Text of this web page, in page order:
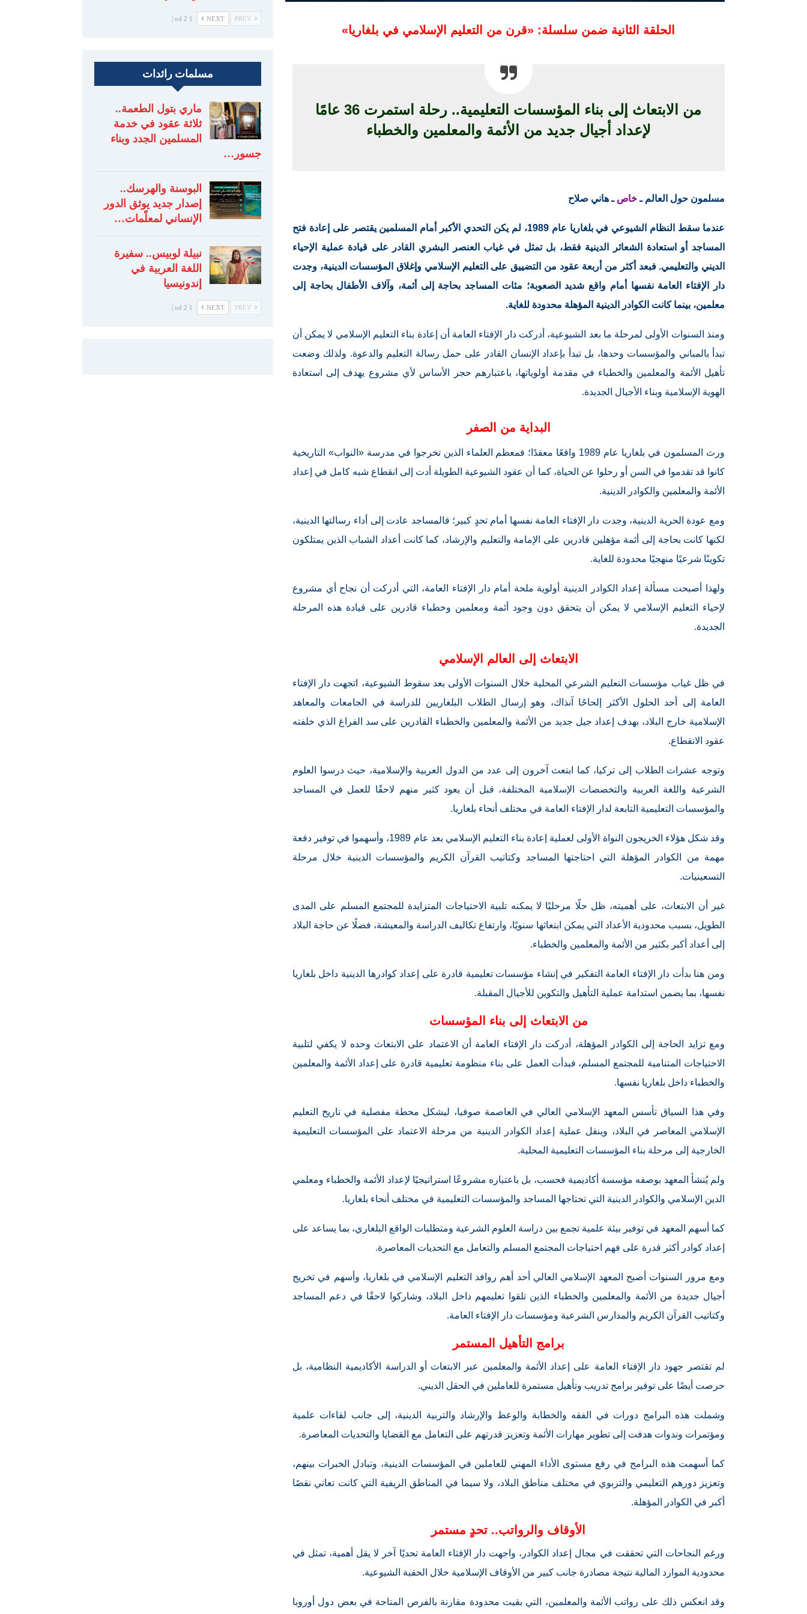
الحلقة الثانية ضمن سلسلة: «قرن من التعليم الإسلامي في بلغاريا»
من الابتعاث إلى بناء المؤسسات التعليمية.. رحلة استمرت 36 عامًا
لإعداد أجيال جديد من الأئمة والمعلمين والخطباء
مسلمون حول العالم ـخاص ـ هاني صلاح
عندما سقط النظام الشيوعي في بلغاريا عام 1989، لم يكن التحدي الأكبر أمام المسلمين يقتصر على إعادة فتح
المساجد أو استعادة الشعائر الدينية فقط، بل تمثل في غياب العنصر البشري القادر على قيادة عملية الإحياء
الديني والتعليمي. فبعد أكثر من أربعة عقود من التضييق على التعليم الإسلامي وإغلاق المؤسسات الدينية، وجدت
دار الإفتاء العامة نفسها أمام واقع شديد الصعوبة؛ مئات المساجد بحاجة إلى أئمة، وآلاف الأطفال بحاجة إلى
معلمين، بينما كانت الكوادر الدينية المؤهلة محدودة للغاية.
ومنذ السنوات الأولى لمرحلة ما بعد الشيوعية، أدركت دار الإفتاء العامة أن إعادة بناء التعليم الإسلامي لا يمكن أن
تبدأ بالمباني والمؤسسات وحدها، بل تبدأ بإعداد الإنسان القادر على حمل رسالة التعليم والدعوة. ولذلك وضعت
تأهيل الأئمة والمعلمين والخطباء في مقدمة أولوياتها، باعتبارهم حجر الأساس لأي مشروع يهدف إلى استعادة
الهوية الإسلامية وبناء الأجيال الجديدة.
البداية من الصفر
ورث المسلمون في بلغاريا عام 1989 واقعًا معقدًا؛ فمعظم العلماء الذين تخرجوا في مدرسة «النواب» التاريخية
كانوا قد تقدموا في السن أو رحلوا عن الحياة، كما أن عقود الشيوعية الطويلة أدت إلى انقطاع شبه كامل في إعداد
الأئمة والمعلمين والكوادر الدينية.
ومع عودة الحرية الدينية، وجدت دار الإفتاء العامة نفسها أمام تحدٍ كبير؛ فالمساجد عادت إلى أداء رسالتها الدينية،
لكنها كانت بحاجة إلى أئمة مؤهلين قادرين على الإمامة والتعليم والإرشاد، كما كانت أعداد الشباب الذين يمتلكون
تكوينًا شرعيًا منهجيًا محدودة للغاية.
ولهذا أصبحت مسألة إعداد الكوادر الدينية أولوية ملحة أمام دار الإفتاء العامة، التي أدركت أن نجاح أي مشروع
لإحياء التعليم الإسلامي لا يمكن أن يتحقق دون وجود أئمة ومعلمين وخطباء قادرين على قيادة هذه المرحلة
الجديدة.
الابتعاث إلى العالم الإسلامي
في ظل غياب مؤسسات التعليم الشرعي المحلية خلال السنوات الأولى بعد سقوط الشيوعية، اتجهت دار الإفتاء
العامة إلى أحد الحلول الأكثر إلحاحًا آنذاك، وهو إرسال الطلاب البلغاريين للدراسة في الجامعات والمعاهد
الإسلامية خارج البلاد، بهدف إعداد جيل جديد من الأئمة والمعلمين والخطباء القادرين على سد الفراغ الذي خلفته
عقود الانقطاع.
وتوجه عشرات الطلاب إلى تركيا، كما ابتعث آخرون إلى عدد من الدول العربية والإسلامية، حيث درسوا العلوم
الشرعية واللغة العربية والتخصصات الإسلامية المختلفة، قبل أن يعود كثير منهم لاحقًا للعمل في المساجد
والمؤسسات التعليمية التابعة لدار الإفتاء العامة في مختلف أنحاء بلغاريا.
وقد شكل هؤلاء الخريجون النواة الأولى لعملية إعادة بناء التعليم الإسلامي بعد عام 1989، وأسهموا في توفير دفعة
مهمة من الكوادر المؤهلة التي احتاجتها المساجد وكتاتيب القرآن الكريم والمؤسسات الدينية خلال مرحلة
التسعينيات.
غير أن الابتعاث، على أهميته، ظل حلًا مرحليًا لا يمكنه تلبية الاحتياجات المتزايدة للمجتمع المسلم على المدى
الطويل، بسبب محدودية الأعداد التي يمكن ابتعاثها سنويًا، وارتفاع تكاليف الدراسة والمعيشة، فضلًا عن حاجة البلاد
إلى أعداد أكبر بكثير من الأئمة والمعلمين والخطباء.
ومن هنا بدأت دار الإفتاء العامة التفكير في إنشاء مؤسسات تعليمية قادرة على إعداد كوادرها الدينية داخل بلغاريا
نفسها، بما يضمن استدامة عملية التأهيل والتكوين للأجيال المقبلة.
من الابتعاث إلى بناء المؤسسات
ومع تزايد الحاجة إلى الكوادر المؤهلة، أدركت دار الإفتاء العامة أن الاعتماد على الابتعاث وحده لا يكفي لتلبية
الاحتياجات المتنامية للمجتمع المسلم، فبدأت العمل على بناء منظومة تعليمية قادرة على إعداد الأئمة والمعلمين
والخطباء داخل بلغاريا نفسها.
وفي هذا السياق تأسس المعهد الإسلامي العالي في العاصمة صوفيا، ليشكل محطة مفصلية في تاريخ التعليم
الإسلامي المعاصر في البلاد، وينقل عملية إعداد الكوادر الدينية من مرحلة الاعتماد على المؤسسات التعليمية
الخارجية إلى مرحلة بناء المؤسسات التعليمية المحلية.
ولم يُنشأ المعهد بوصفه مؤسسة أكاديمية فحسب، بل باعتباره مشروعًا استراتيجيًا لإعداد الأئمة والخطباء ومعلمي
الدين الإسلامي والكوادر الدينية التي تحتاجها المساجد والمؤسسات التعليمية في مختلف أنحاء بلغاريا.
كما أسهم المعهد في توفير بيئة علمية تجمع بين دراسة العلوم الشرعية ومتطلبات الواقع البلغاري، بما يساعد على
إعداد كوادر أكثر قدرة على فهم احتياجات المجتمع المسلم والتعامل مع التحديات المعاصرة.
ومع مرور السنوات أصبح المعهد الإسلامي العالي أحد أهم روافد التعليم الإسلامي في بلغاريا، وأسهم في تخريج
أجيال جديدة من الأئمة والمعلمين والخطباء الذين تلقوا تعليمهم داخل البلاد، وشاركوا لاحقًا في دعم المساجد
وكتاتيب القرآن الكريم والمدارس الشرعية ومؤسسات دار الإفتاء العامة.
برامج التأهيل المستمر
لم تقتصر جهود دار الإفتاء العامة على إعداد الأئمة والمعلمين عبر الابتعاث أو الدراسة الأكاديمية النظامية، بل
حرصت أيضًا على توفير برامج تدريب وتأهيل مستمرة للعاملين في الحقل الديني.
وشملت هذه البرامج دورات في الفقه والخطابة والوعظ والإرشاد والتربية الدينية، إلى جانب لقاءات علمية
ومؤتمرات وندوات هدفت إلى تطوير مهارات الأئمة وتعزيز قدرتهم على التعامل مع القضايا والتحديات المعاصرة.
كما أسهمت هذه البرامج في رفع مستوى الأداء المهني للعاملين في المؤسسات الدينية، وتبادل الخبرات بينهم،
وتعزيز دورهم التعليمي والتربوي في مختلف مناطق البلاد، ولا سيما في المناطق الريفية التي كانت تعاني نقصًا
أكبر في الكوادر المؤهلة.
الأوقاف والرواتب.. تحدٍ مستمر
ورغم النجاحات التي تحققت في مجال إعداد الكوادر، واجهت دار الإفتاء العامة تحديًا آخر لا يقل أهمية، تمثل في
محدودية الموارد المالية نتيجة مصادرة جانب كبير من الأوقاف الإسلامية خلال الحقبة الشيوعية.
وقد انعكس ذلك على رواتب الأئمة والمعلمين، التي بقيت محدودة مقارنة بالفرص المتاحة في بعض دول أوروبا
NEXT
1 od 2 |
مسلمات رائدات
ماري بتول الطعمة..
ثلاثة عقود في خدمة
المسلمين الجدد وبناء
جسور…
البوسنة والهرسك..
إصدار جديد يوثق الدور
الإنساني لمعلّمات…
نبيلة لوبيس.. سفيرة
اللغة العربية في
إندونيسيا
NEXT
1 od 2 |